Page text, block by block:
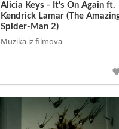
Alicia Keys - It's On Again ft.
Kendrick Lamar (The
Spider-Man 2)
Muzika iz filmova